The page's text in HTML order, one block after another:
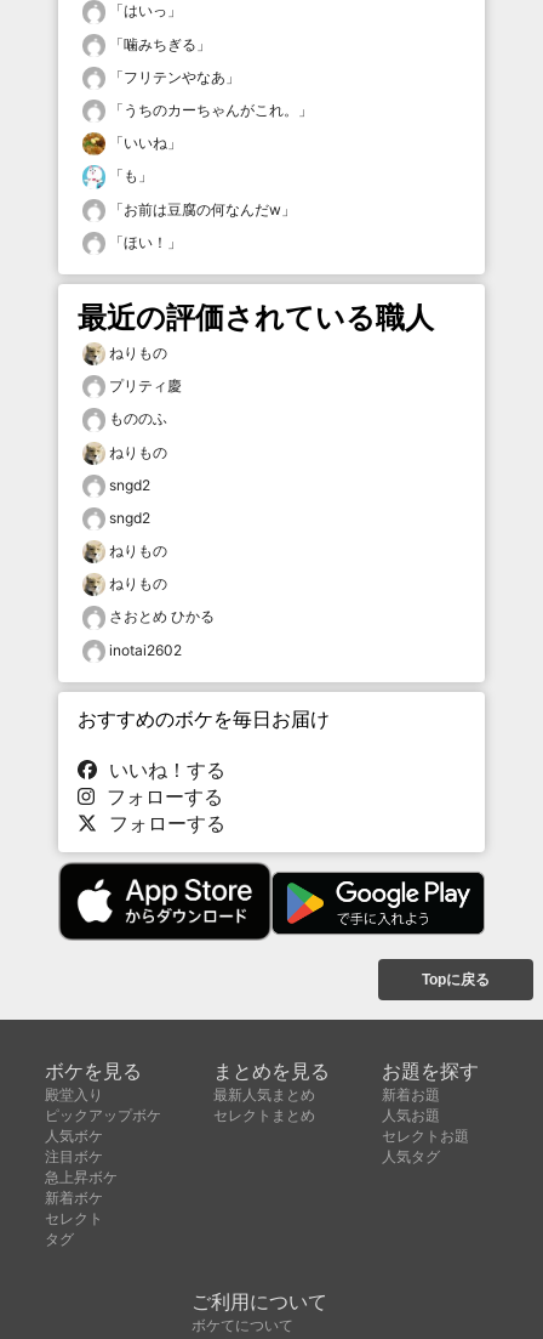
「はいっ 」
「噛みちぎる 」
「フリテンやなあ 」
「 うちのカーちゃんがこれ。
」
「いいね 」
「 も 」
「お前は豆腐の何なんだw 」
「ほい！ 」
最近の評価されている職人
ねりもの
プリティ慶
もののふ
ねりもの
sngd2
sngd2
ねりもの
ねりもの
さおとめ ひかる
inotai2602
おすすめのボケを毎日お届け
いいね！する
フォローする
フォローする
Topに戻る
ボケを見る
殿堂入り
ピックアップボケ
人気ボケ
注目ボケ
急上昇ボケ
新着ボケ
セレクト
タグ
まとめを見る
最新人気まとめ
セレクトまとめ
お題を探す
新着お題
人気お題
セレクトお題
人気タグ
ご利用について
ボケてについて